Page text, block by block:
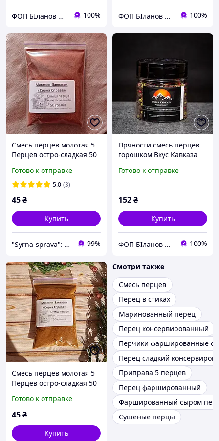
ФОП БІланов Костянтин Миколайович 100% ФОП БІланов Костянтин Миколайович 100%
Смесь перцев молотая 5
Перцев остро-сладкая 50
Универсальные специи
для кулинарии
Готово к отправке
5.0 (3)
45₴
Купить
"Syrna-sprava": магазин для настоящих сыроваров! 99%
Пряности смесь перцев
горошком Вкус Кавказа
Готово к отправке
152₴
Купить
ФОП БІланов Костянтин Миколайович 100%
Смесь перцев молотая 5
Перцев остро-сладкая 50
приправа для блюд
Остро-сладкая приправа
Готово к отправке
45₴
Купить
Смотри также
Смесь перцев
Перец в стиках
Маринованный перец
Перец консервированный
Перчики фаршированные
Перец сладкий
Приправа 5 перцев
Перец фаршированный
Фаршированный сыром
Сушеные перцы